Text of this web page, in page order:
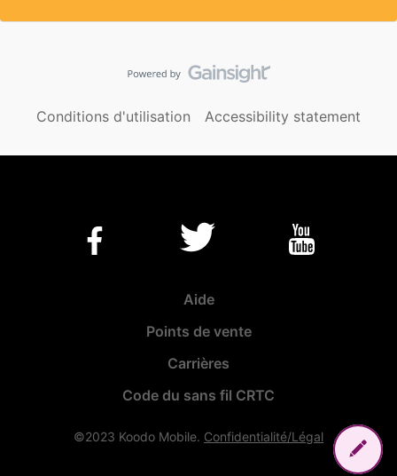
Conditions d'utilisation Accessibility statement
Aide
Points de vente
Carrières
Code du sans fil CRTC
©2023 Koodo Mobile. Confidentialité/Légal